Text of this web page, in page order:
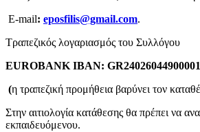
E-mail: eposfilis@gmail.com.
Τραπεζικός λογαριασμός του Συλλόγου
EUROBAΝK ΙΒΑΝ:
(η τραπεζική προμήθεια βαρύνει τον
Στην αιτιολογία κατάθεσης θα πρέπει να
εκπαιδευόμενου.